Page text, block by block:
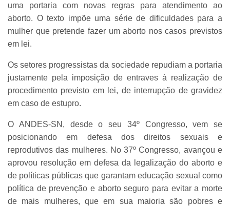
uma portaria com novas regras para atendimento ao
aborto. O texto impõe uma série de dificuldades para a
mulher que pretende fazer um aborto nos casos previstos
em lei.
Os setores progressistas da sociedade repudiam a portaria
justamente pela imposição de entraves à realização de
procedimento previsto em lei, de interrupção de gravidez
em caso de estupro.
O ANDES-SN, desde o seu 34º Congresso, vem se
posicionando em defesa dos direitos sexuais e
reprodutivos das mulheres. No 37º Congresso, avançou e
aprovou resolução em defesa da legalização do aborto e
de políticas públicas que garantam educação sexual como
política de prevenção e aborto seguro para evitar a morte
de mais mulheres, que em sua maioria são pobres e